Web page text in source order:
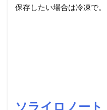
保存したい場合は冷凍で。
ソライロノート